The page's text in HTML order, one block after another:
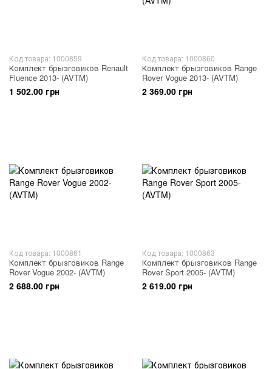
Код товара: 1000859
Комплект брызговиков Renault
Fluence 2013- (AVTM)
1 502.00 грн
Код товара: 1000860
Комплект брызговиков Range
Rover Vogue 2013- (AVTM)
2 369.00 грн
Код товара: 1000861
Комплект брызговиков Range
Rover Vogue 2002- (AVTM)
2 688.00 грн
Код товара: 1000863
Комплект брызговиков Range
Rover Sport 2005- (AVTM)
2 619.00 грн